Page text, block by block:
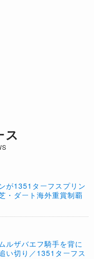
ス
が1351ターフスプリン
・ダート海外重賞制覇
ルザバエフ騎手を背に
い切り／1351ターフス